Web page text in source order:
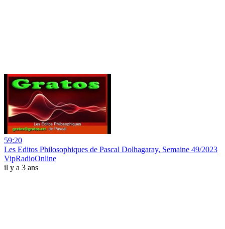
59:20
Les Editos Philosophiques de Pascal Dolhagaray, Semaine 49/2023
VipRadioOnline
il y a 3 ans